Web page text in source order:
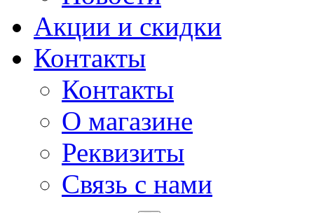
Акции и скидки
Контакты
Контакты
О магазине
Реквизиты
Связь с нами